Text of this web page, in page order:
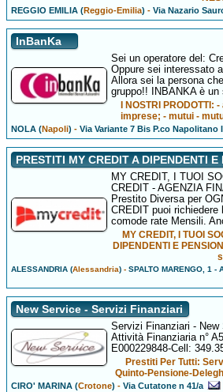
REGGIO EMILIA (Reggio-Emilia) -Via Nazario
InBanKa
Sei un operatore del:
Oppure sei interessato
Allora sei la persona
gruppo!! INBANKA è
I NOSTRI
imprese; - mutui -
NOLA (Napoli) -Via Variante 7 Bis P.co Napolitano
PRESTITI MY CREDIT A DIPENDENTI E
MY CREDIT, I TUOI
CREDIT - AGENZIA
Prestito Diversa per
CREDIT puoi
comode rate Mensili.
MY CREDIT, I TUOI
DIPENDENTI E
ALESSANDRIA (Alessandria) -SPALTO MARENGO, 1 -
New Service - Servizi Finanziari
Servizi Finanziari -
Attività Finanziaria n°
E000229848-Cell:
Prestiti Per Tutti:
Quinto-Pensione-
CIRO' MARINA (Crotone) -Via Cutatone n 41/a